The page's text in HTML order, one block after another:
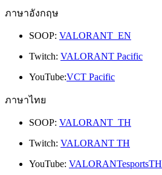
ภาษาอังกฤษ
SOOP: VALORANT_EN
Twitch: VALORANT Pacific
YouTube:VCT Pacific
ภาษาไทย
SOOP: VALORANT_TH
Twitch: VALORANT TH
YouTube: VALORANTesportsTH